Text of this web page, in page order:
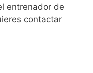
entrenador de
contactar